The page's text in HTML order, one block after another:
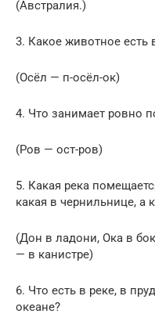
(Австралия.)
3. Какое животное
(Осёл — п-осёл-ок)
4. Что занимает ровно
(Ров — ост-ров)
5. Какая река
какая в чернильнице, а
(Дон в ладони, Ока в
— в канистре)
6. Что есть в реке, в
океане?